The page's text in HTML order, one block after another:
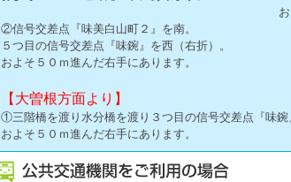
②信号交差点『味美白山町２』を南。
５つ目の信号交差点『味鋺』を西（右折）。
およそ５０ｍ進んだ右手にあります。
【大曽根方面より】
①三階橋を渡り水分橋を渡り３つ目の信号交差点『味鋺
およそ５０ｍ進んだ右手にあります。